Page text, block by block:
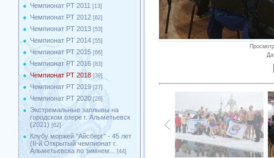
Чемпионат РТ 2011 [13]
Чемпионат РТ 2012 [62]
Чемпионат РТ 2013 [53]
Чемпионат РТ 2014 [55]
Чемпионат РТ 2015 [66]
Чемпионат РТ 2016 [83]
Чемпионат РТ 2018 [39]
Чемпионат РТ 2019 [27]
Чемпионат РТ 2020 [28]
Экстремальные заплывы на
городском озере г. Альметьевск
(2021) [62]
Клубу моржей ''Айсберг'' - 45 лет
(II-й Открытый чемпионат г.
Альметьевска по зимнем...
[44]